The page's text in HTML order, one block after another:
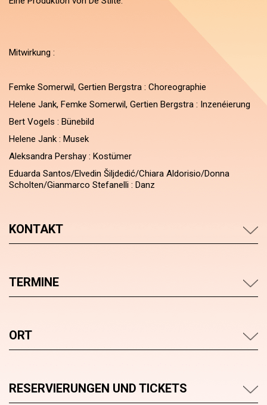
Mitwirkung :
Femke Somerwil, Gertien Bergstra : Choreographie
Helene Jank, Femke Somerwil, Gertien Bergstra : Inzenéierung
Bert Vogels : Bünebild
Helene Jank : Musek
Aleksandra Pershay : Kostümer
Eduarda Santos/Elvedin Šiljdedić/Chiara Aldorisio/Donna
Scholten/Gianmarco Stefanelli : Danz
KONTAKT
TERMINE
ORT
RESERVIERUNGEN UND TICKETS